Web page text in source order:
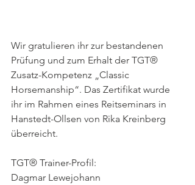
Wir gratulieren ihr zur bestandenen
Prüfung und zum Erhalt der TGT®
Zusatz-Kompetenz „Classic
Horsemanship“. Das Zertifikat wurde
ihr im Rahmen eines Reitseminars in
Hanstedt-Ollsen von Rika Kreinberg
überreicht.
TGT® Trainer-Profil:
Dagmar Lewejohann